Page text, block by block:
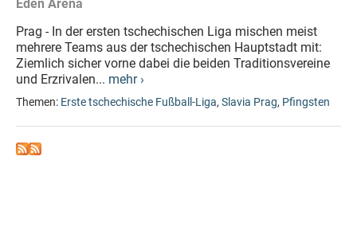
Eden Aréna
Prag - In der ersten tschechischen Liga mischen meist
mehrere Teams aus der tschechischen Hauptstadt mit:
Ziemlich sicher vorne dabei die beiden Traditionsvereine
und Erzrivalen... mehr ›
Themen: Erste tschechische Fußball-Liga, Slavia Prag, Pfingsten